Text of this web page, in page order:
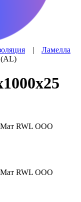
| Ламелла
(AL)